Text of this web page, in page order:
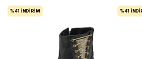
%41 İNDIRIM %41